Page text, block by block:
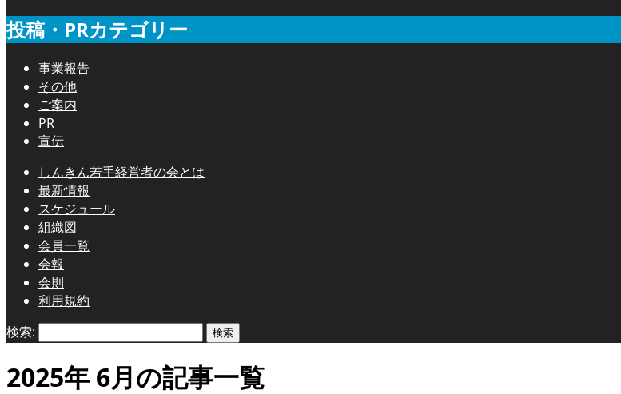
投稿・PRカテゴリー
事業報告
その他
ご案内
PR
宣伝
しんきん若手経営者の会とは
最新情報
スケジュール
組織図
会員一覧
会報
会則
利用規約
検索:
2025年 6月の記事一覧